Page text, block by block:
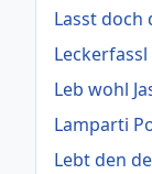
Lasst doch
Leckerfassl
Leb wohl
Lamparti
Lebt den